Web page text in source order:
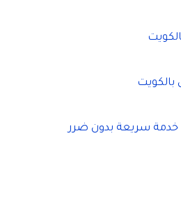
بالكويت
خدمة سريعة بدون ضرر